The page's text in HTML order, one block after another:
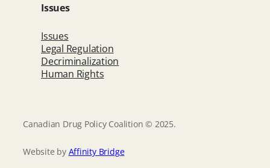
Issues
Issues
Legal Regulation
Decriminalization
Human Rights
Canadian Drug Policy Coalition © 2025.
Website by Affinity Bridge